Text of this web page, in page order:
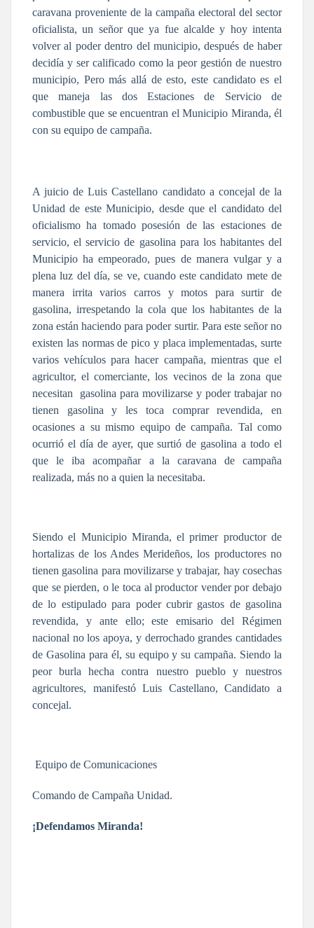
caravana proveniente de la campaña electoral del sector
oficialista, un señor que ya fue alcalde y hoy intenta
volver al poder dentro del municipio, después de haber
decidía y ser calificado como la peor gestión de nuestro
municipio, Pero más allá de esto, este candidato es el
que maneja las dos Estaciones de Servicio de
combustible que se encuentran el Municipio Miranda, él
con su equipo de campaña.
A juicio de Luis Castellano candidato a concejal de la
Unidad de este Municipio, desde que el candidato del
oficialismo ha tomado posesión de las estaciones de
servicio, el servicio de gasolina para los habitantes del
Municipio ha empeorado, pues de manera vulgar y a
plena luz del día, se ve, cuando este candidato mete de
manera irrita varios carros y motos para surtir de
gasolina, irrespetando la cola que los habitantes de la
zona están haciendo para poder surtir. Para este señor no
existen las normas de pico y placa implementadas, surte
varios vehículos para hacer campaña, mientras que el
agricultor, el comerciante, los vecinos de la zona que
necesitan
gasolina para movilizarse y poder trabajar no
tienen gasolina y les toca comprar revendida, en
ocasiones a su mismo equipo de campaña. Tal como
ocurrió el día de ayer, que surtió de gasolina a todo el
que le iba acompañar a la caravana de campaña
realizada, más no a quien la necesitaba.
Siendo el Municipio Miranda, el primer productor de
hortalizas de los Andes Merideños, los productores no
tienen gasolina para movilizarse y trabajar, hay cosechas
que se pierden, o le toca al productor vender por debajo
de lo estipulado para poder cubrir gastos de gasolina
revendida, y ante ello; este emisario del Régimen
nacional no los apoya, y derrochado grandes cantidades
de Gasolina para él, su equipo y su campaña. Siendo la
peor burla hecha contra nuestro pueblo y nuestros
agricultores, manifestó Luis Castellano, Candidato a
concejal.
Equipo de Comunicaciones
Comando de Campaña Unidad.
¡Defendamos Miranda!